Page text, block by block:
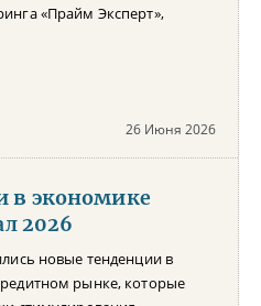
«Прайм Эксперт»,
26 Июня 2026
в экономике
2026
новые тенденции в
рынке, которые